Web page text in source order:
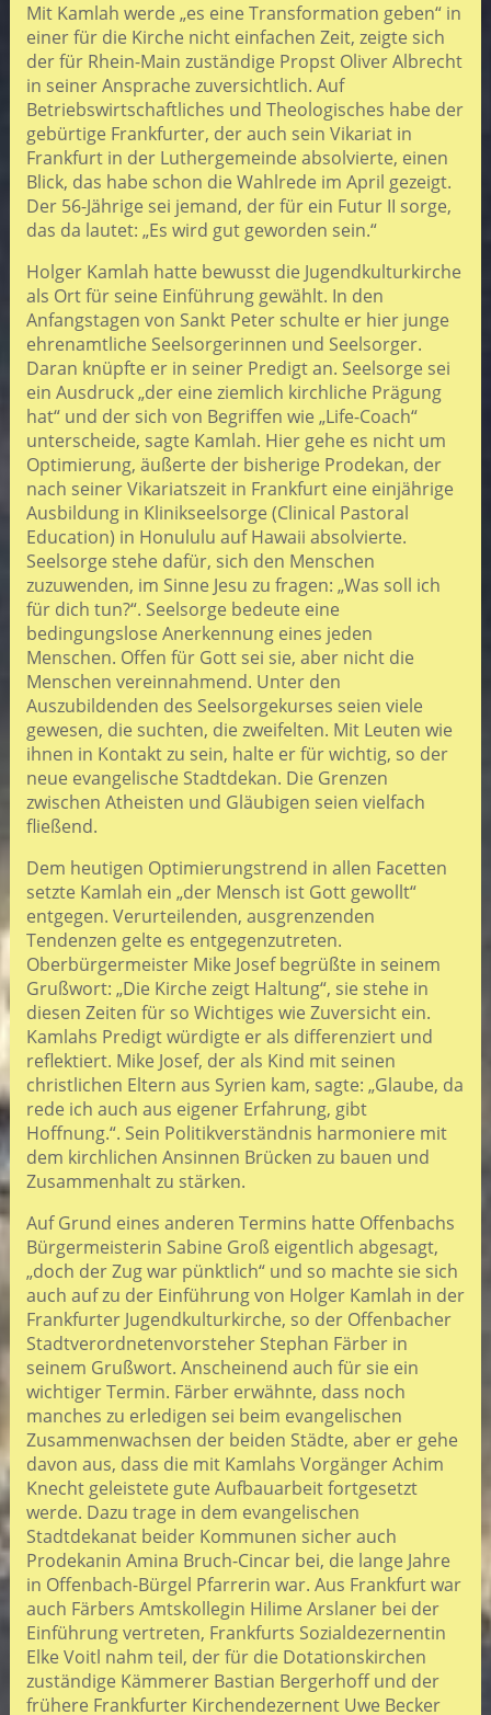
Mit Kamlah werde „es eine Transformation geben“ in
einer für die Kirche nicht einfachen Zeit, zeigte sich
der für Rhein-Main zuständige Propst Oliver Albrecht
in seiner Ansprache zuversichtlich. Auf
Betriebswirtschaftliches und Theologisches habe der
gebürtige Frankfurter, der auch sein Vikariat in
Frankfurt in der Luthergemeinde absolvierte, einen
Blick, das habe schon die Wahlrede im April gezeigt.
Der 56-Jährige sei jemand, der für ein Futur II sorge,
das da lautet: „Es wird gut geworden sein.“
Holger Kamlah hatte bewusst die Jugendkulturkirche
als Ort für seine Einführung gewählt. In den
Anfangstagen von Sankt Peter schulte er hier junge
ehrenamtliche Seelsorgerinnen und Seelsorger.
Daran knüpfte er in seiner Predigt an. Seelsorge sei
ein Ausdruck „der eine ziemlich kirchliche Prägung
hat“ und der sich von Begriffen wie „Life-Coach“
unterscheide, sagte Kamlah. Hier gehe es nicht um
Optimierung, äußerte der bisherige Prodekan, der
nach seiner Vikariatszeit in Frankfurt eine einjährige
Ausbildung in Klinikseelsorge (Clinical Pastoral
Education) in Honululu auf Hawaii absolvierte.
Seelsorge stehe dafür, sich den Menschen
zuzuwenden, im Sinne Jesu zu fragen: „Was soll ich
für dich tun?“. Seelsorge bedeute eine
bedingungslose Anerkennung eines jeden
Menschen. Offen für Gott sei sie, aber nicht die
Menschen vereinnahmend. Unter den
Auszubildenden des Seelsorgekurses seien viele
gewesen, die suchten, die zweifelten. Mit Leuten wie
ihnen in Kontakt zu sein, halte er für wichtig, so der
neue evangelische Stadtdekan. Die Grenzen
zwischen Atheisten und Gläubigen seien vielfach
fließend.
Dem heutigen Optimierungstrend in allen Facetten
setzte Kamlah ein „der Mensch ist Gott gewollt“
entgegen. Verurteilenden, ausgrenzenden
Tendenzen gelte es entgegenzutreten.
Oberbürgermeister Mike Josef begrüßte in seinem
Grußwort: „Die Kirche zeigt Haltung“, sie stehe in
diesen Zeiten für so Wichtiges wie Zuversicht ein.
Kamlahs Predigt würdigte er als differenziert und
reflektiert. Mike Josef, der als Kind mit seinen
christlichen Eltern aus Syrien kam, sagte: „Glaube, da
rede ich auch aus eigener Erfahrung, gibt
Hoffnung.“. Sein Politikverständnis harmoniere mit
dem kirchlichen Ansinnen Brücken zu bauen und
Zusammenhalt zu stärken.
Auf Grund eines anderen Termins hatte Offenbachs
Bürgermeisterin Sabine Groß eigentlich abgesagt,
„doch der Zug war pünktlich“ und so machte sie sich
auch auf zu der Einführung von Holger Kamlah in der
Frankfurter Jugendkulturkirche, so der Offenbacher
Stadtverordnetenvorsteher Stephan Färber in
seinem Grußwort. Anscheinend auch für sie ein
wichtiger Termin. Färber erwähnte, dass noch
manches zu erledigen sei beim evangelischen
Zusammenwachsen der beiden Städte, aber er gehe
davon aus, dass die mit Kamlahs Vorgänger Achim
Knecht geleistete gute Aufbauarbeit fortgesetzt
werde. Dazu trage in dem evangelischen
Stadtdekanat beider Kommunen sicher auch
Prodekanin Amina Bruch-Cincar bei, die lange Jahre
in Offenbach-Bürgel Pfarrerin war. Aus Frankfurt war
auch Färbers Amtskollegin Hilime Arslaner bei der
Einführung vertreten, Frankfurts Sozialdezernentin
Elke Voitl nahm teil, der für die Dotationskirchen
zuständige Kämmerer Bastian Bergerhoff und der
frühere Frankfurter Kirchendezernent Uwe Becker